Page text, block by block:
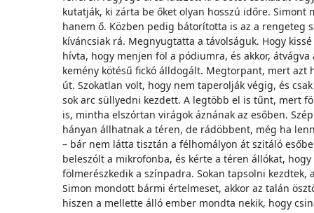
kutatják, ki zárta be őket olyan hosszú időre.
hanem ő. Közben pedig bátorította is az a rengeteg
kíváncsiak rá. Megnyugtatta a távolságuk. Hogy
hívta, hogy menjen föl a pódiumra, és akkor,
kemény kötésű fickó álldogált. Megtorpant, mert azt
út. Szokatlan volt, hogy nem taperolják végig, és
sok arc süllyedni kezdett. A legtöbb el is tűnt, mert
is, mintha elszórtan virágok áznának az esőben.
hányan állhatnak a téren, de rádöbbent, még ha
– bár nem látta tisztán a félhomályon át szitáló
beleszólt a mikrofonba, és kérte a téren állókat,
fölmerészkedik a színpadra. Sokan tapsolni
Simon mondott bármi értelmeset, akkor az talán
hiszen a mellette álló ember mondta nekik, hogy